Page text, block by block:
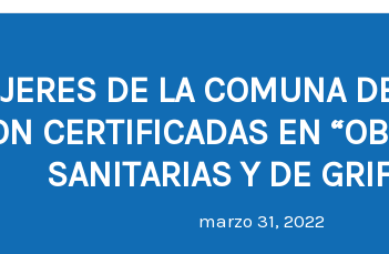
DE LA COMUNA
CERTIFICADAS EN
SANITARIAS Y DE
marzo 31, 2022